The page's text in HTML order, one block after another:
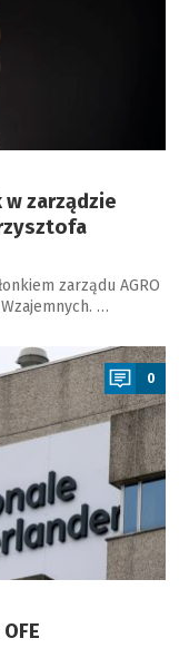
zarządzie
zarządu AGRO
…
0